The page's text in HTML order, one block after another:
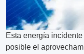
Esta energía
posible el